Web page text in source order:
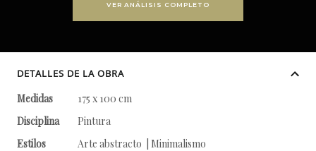
VER ANÁLISIS COMPLETO
DETALLES DE LA OBRA
Medidas
175 x 100 cm
Disciplina
Pintura
Estilos
Arte abstracto | Minimalismo